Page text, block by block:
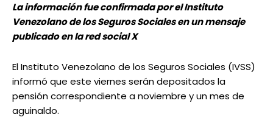
La información fue confirmada por el Instituto
Venezolano de los Seguros Sociales en un mensaje
publicado en la red social X
El Instituto Venezolano de los Seguros Sociales (IVSS)
informó que este viernes serán depositados la
pensión correspondiente a noviembre y un mes de
aguinaldo.